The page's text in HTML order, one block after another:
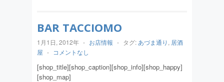
BAR TACCIOMO
1月1日, 2012年 - お店情報 - タグ: あづま通り , 居酒
屋 - コメントなし
[shop_title][shop_caption][shop_info][shop_happy]
[shop_map]